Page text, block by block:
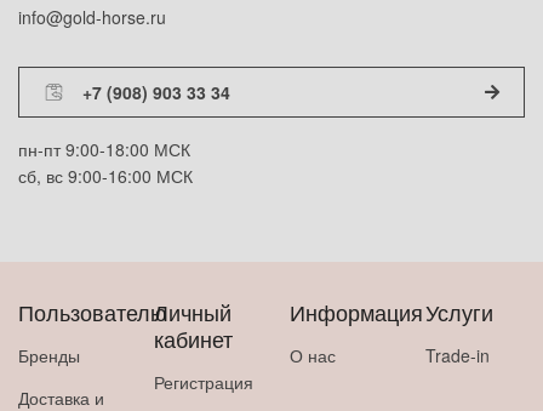
info@gold-horse.ru
+7 (908) 903 33 34
пн-пт 9:00-18:00 МСК
сб, вс 9:00-16:00 МСК
Пользователю
Бренды
Доставка и
Личный
кабинет
Регистрация
Информация
О нас
Услуги
Trade-in